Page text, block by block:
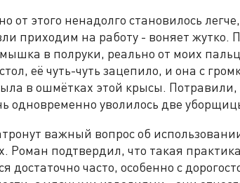
от этого ненадолго становилось
приходим на работу - воняет жутко.
в полруки, реально от моих
её чуть-чуть зацепило, и она с
в ошмётках этой крысы.
одновременно уволилось две
важный вопрос об
Роман подтвердил, что такая
достаточно часто, особенно с